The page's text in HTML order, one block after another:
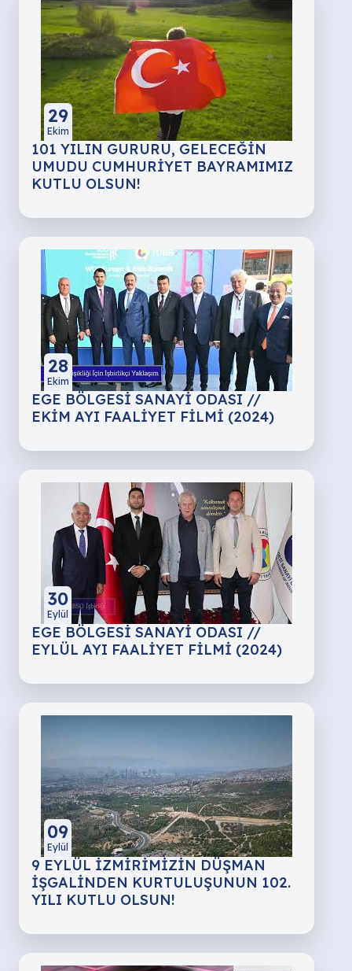
29
Ekim
101 YILIN GURURU, GELECEĞİN
UMUDU CUMHURİYET BAYRAMIMIZ
KUTLU OLSUN!
28
Ekim
EGE BÖLGESİ SANAYİ ODASI //
EKİM AYI FAALİYET FİLMİ (2024)
30
Eylül
EGE BÖLGESİ SANAYİ ODASI //
EYLÜL AYI FAALİYET FİLMİ (2024)
09
Eylül
9 EYLÜL İZMİRİMİZİN DÜŞMAN
İŞGALİNDEN KURTULUŞUNUN 102.
YILI KUTLU OLSUN!